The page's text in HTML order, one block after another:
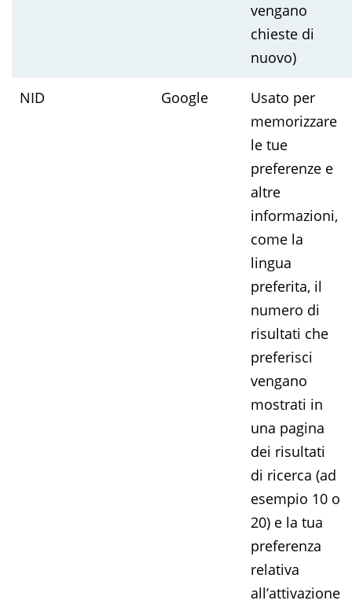
vengano
chieste di
nuovo)
NID Google
Usato per
memorizzare
le tue
preferenze e
altre
informazioni,
come la
lingua
preferita, il
numero di
risultati che
preferisci
vengano
mostrati in
una pagina
dei risultati
di ricerca (ad
esempio 10 o
20) e la tua
preferenza
relativa
all’attivazione